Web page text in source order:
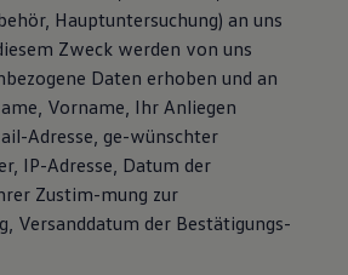
Hauptuntersuchung) an uns
Zweck werden von uns
Daten erhoben und an
Vorname, Ihr Anliegen
Adresse, ge-wünschter
IP-Adresse, Datum der
Zustim-mung zur
Versanddatum der Bestätigungs-